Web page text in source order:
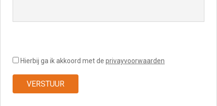
Hierbij ga ik akkoord met de privayvoorwaarden
VERSTUUR